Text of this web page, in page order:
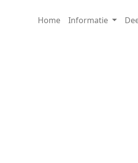
Home Informatie